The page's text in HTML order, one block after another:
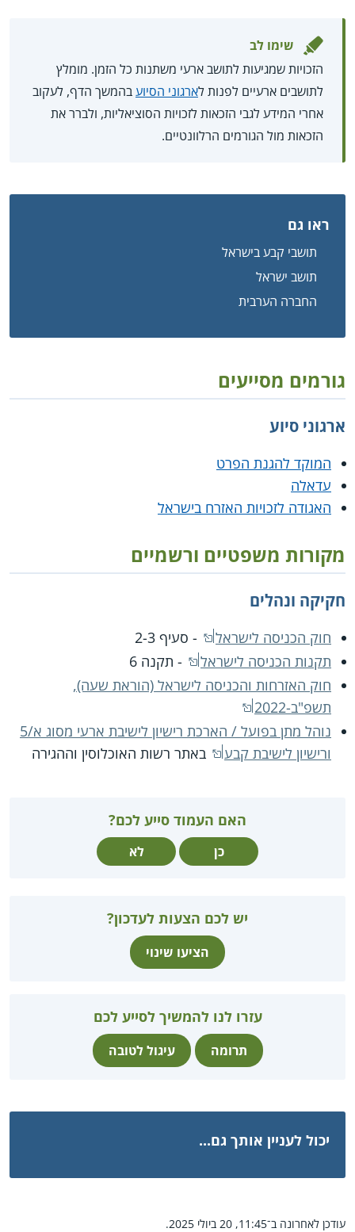
שימו לב
הזכויות שמגיעות לתושב ארעי משתנות כל הזמן. מומלץ
לתושבים ארעיים לפנות לארגוני הסיועבהמשך הדף, לעקוב
אחרי המידע לגבי הזכאות לזכויות הסוציאליות, ולברר את
הזכאות מול הגורמים הרלוונטיים.
ראו גם
תושבי קבע בישראל
תושב ישראל
החברה הערבית
גורמים מסייעים
ארגוני סיוע
המוקד להגנת הפרט
עדאלה
האגודה לזכויות האזרח בישראל
מקורות משפטיים ורשמיים
חקיקה ונהלים
חוק הכניסה לישראל
- סעיף 2-3
תקנות הכניסה לישראל
- תקנה 6
חוק האזרחות והכניסה לישראל (הוראת שעה),
תשפ"ב-2022
נוהל מתן בפועל / הארכת רישיון לישיבת ארעי מסוג א/5
ורישיון לישיבת קבע
באתר רשות האוכלוסין וההגירה
האם העמוד סייע לכם?
כן לא
יש לכם הצעות לעדכון?
הציעו שינוי
עזרו לנו להמשיך לסייע לכם
תרומה עיגול לטובה
יכול לעניין אותך גם...
עודכן לאחרונה ב־11:45, 20 ביולי 2025.